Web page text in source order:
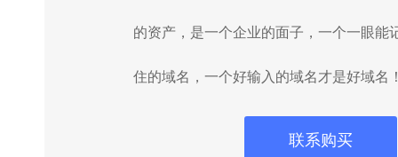
的资产，是一个企业的面子，一个一眼能
住的域名，一个好输入的域名才是好域名
联系购买